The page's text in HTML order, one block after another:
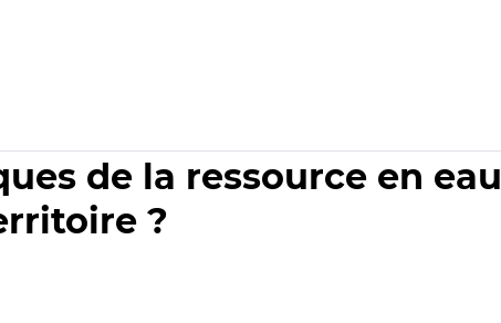
de la ressource en eau
?